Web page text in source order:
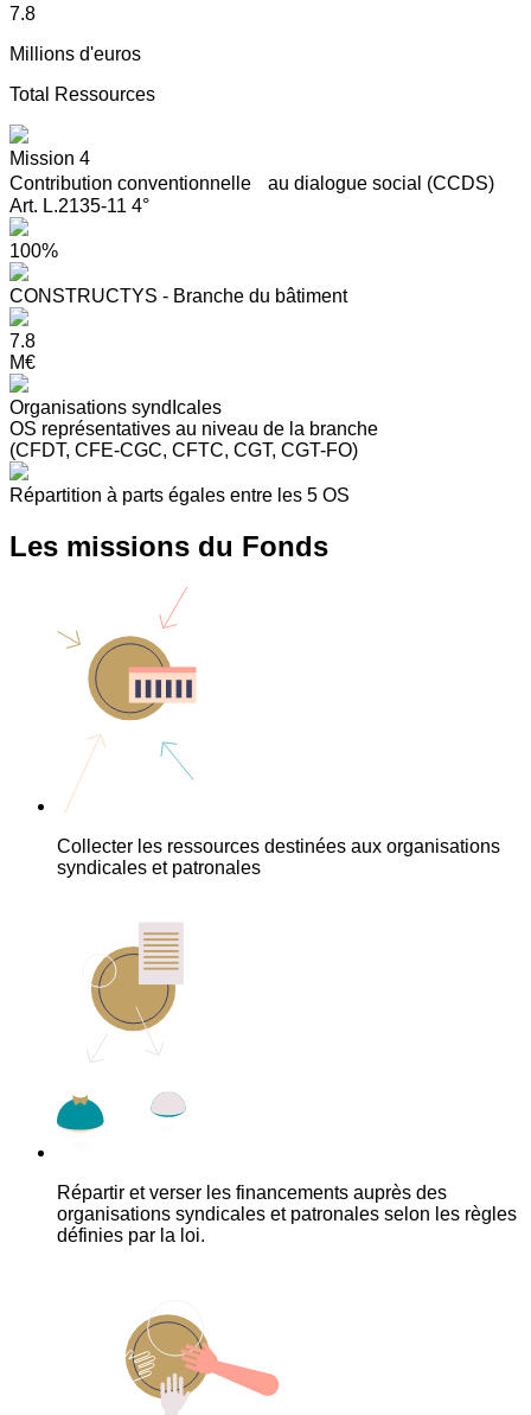
7.8
Millions d'euros
Total Ressources
Mission 4
Contribution conventionnelle au dialogue social (CCDS)
Art. L.2135-11 4°
100%
CONSTRUCTYS - Branche du bâtiment
7.8
M€
Organisations syndIcales
OS représentatives au niveau de la branche
(CFDT, CFE-CGC, CFTC, CGT, CGT-FO)
Répartition à parts égales entre les 5 OS
Les missions du Fonds
Collecter les ressources destinées aux organisations
syndicales et patronales
Répartir et verser les financements auprès des
organisations syndicales et patronales selon les règles
définies par la loi.